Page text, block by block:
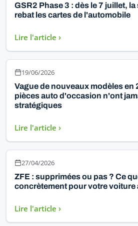
GSR2 Phase 3 : dès le 7 juillet,
rebat les cartes de l'automobile
Lire l'article ›
19/06/2026
Vague de nouveaux modèles en
pièces auto d'occasion n'ont
stratégiques
Lire l'article ›
27/04/2026
ZFE : supprimées ou pas ? Ce
concrètement pour votre voiture
Lire l'article ›